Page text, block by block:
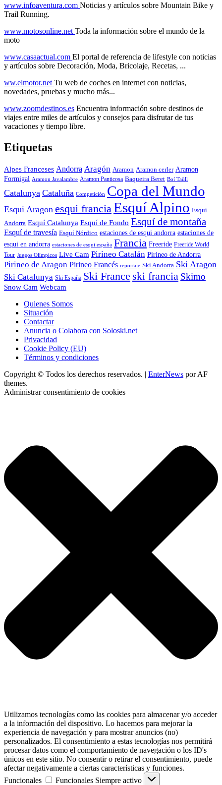
www.infoaventura.com Noticias y artículos sobre Mountain Bike y
Trail Running.
www.motosonline.net Toda la información sobre el mundo de la
moto
www.casaactual.com El portal de referencia de lifestyle con noticias
y artículos sobre Decoración, Moda, Bricolaje, Recetas, ...
ww.elmotor.net Tu web de coches en internet con noticias,
novedades, pruebas y mucho más...
www.zoomdestinos.es Encuentra información sobre destinos de
viajes entre miles de artículos y consejos para disfrutar de tus
vacaciones y tiempo libre.
Etiquetas
Alpes Franceses Andorra Aragón Aramon Aramon cerler Aramon
Formigal Aramon Javalambre Aramon Panticosa Baqueira Beret Boí Taüll
Catalunya Cataluña Competición Copa del Mundo
Esqui Aragon esqui francia Esquí Alpino Esquí
Andorra Esquí Catalunya Esquí de Fondo Esquí de montaña
Esquí de travesía Esquí Nórdico estaciones de esqui andorra estaciones de
esqui en andorra estaciones de esqui españa Francia Freeride Freeride World
Tour Juegos Olímpicos Live Cam Pirineo Catalán Pirineo de Andorra
Pirineo de Aragon Pirineo Francés reportaje Ski Andorra Ski Aragon
Ski Catalunya Ski España Ski France ski francia Skimo
Snow Cam Webcam
Quienes Somos
Situación
Contactar
Anuncia o Colabora con Soloski.net
Privacidad
Cookie Policy (EU)
Términos y condiciones
Copyright © Todos los derechos reservados. | EnterNews por AF
themes.
Administrar consentimiento de cookies
Utilizamos tecnologías como las cookies para almacenar y/o acceder
a la información del dispositivo. Lo hacemos para mejorar la
experiencia de navegación y para mostrar anuncios (no)
personalizados. El consentimiento a estas tecnologías nos permitirá
procesar datos como el comportamiento de navegación o los ID's
únicos en este sitio. No consentir o retirar el consentimiento, puede
afectar negativamente a ciertas características y funciones.
Funcionales
Funcionales Siempre activo